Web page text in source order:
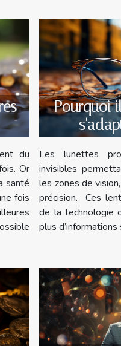
du
Or
santé
fois
Pourquoi
Les lunettes
invisibles
les zones de
précision. Ces
de la technologie
plus